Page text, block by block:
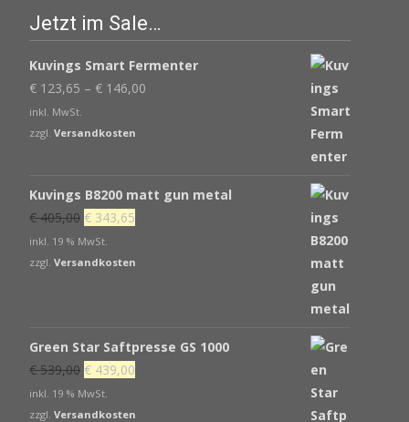
Jetzt im Sale…
Kuvings Smart Fermenter
€ 123,65 – € 146,00
inkl. MwSt.
zzgl. Versandkosten
Kuvings B8200 matt gun metal
€405,00 Ursprünglicher
Preis
war:
€ 343,65
ist:
inkl. 19 % MwSt.
zzgl. Versandkosten
Green Star Saftpresse GS 1000
€539,00 Ursprünglicher
Preis
war:
€ 439,00
ist:
inkl. 19 % MwSt.
zzgl. Versandkosten